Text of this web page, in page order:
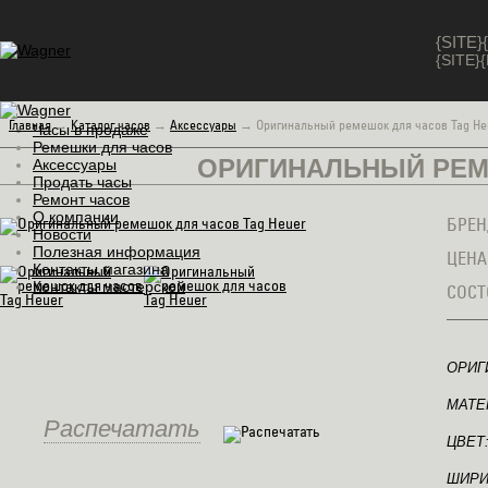
Часы в продаже
Ремешки для часов
Аксессуары
Продать часы
Ремонт часов
О компании
Новости
Полезная информация
Контакты магазина
Контакты мастерской
Главная→ Каталог часов → Аксессуары → Оригинальный ремешок для часов Tag
ОРИГИНАЛЬНЫЙ
Распечатать